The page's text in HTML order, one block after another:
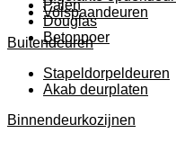
Palen
Douglas
Betonpoer
Volspaandeuren
Buitendeuren
Stapeldorpeldeuren
Akab deurplaten
Binnendeurkozijnen